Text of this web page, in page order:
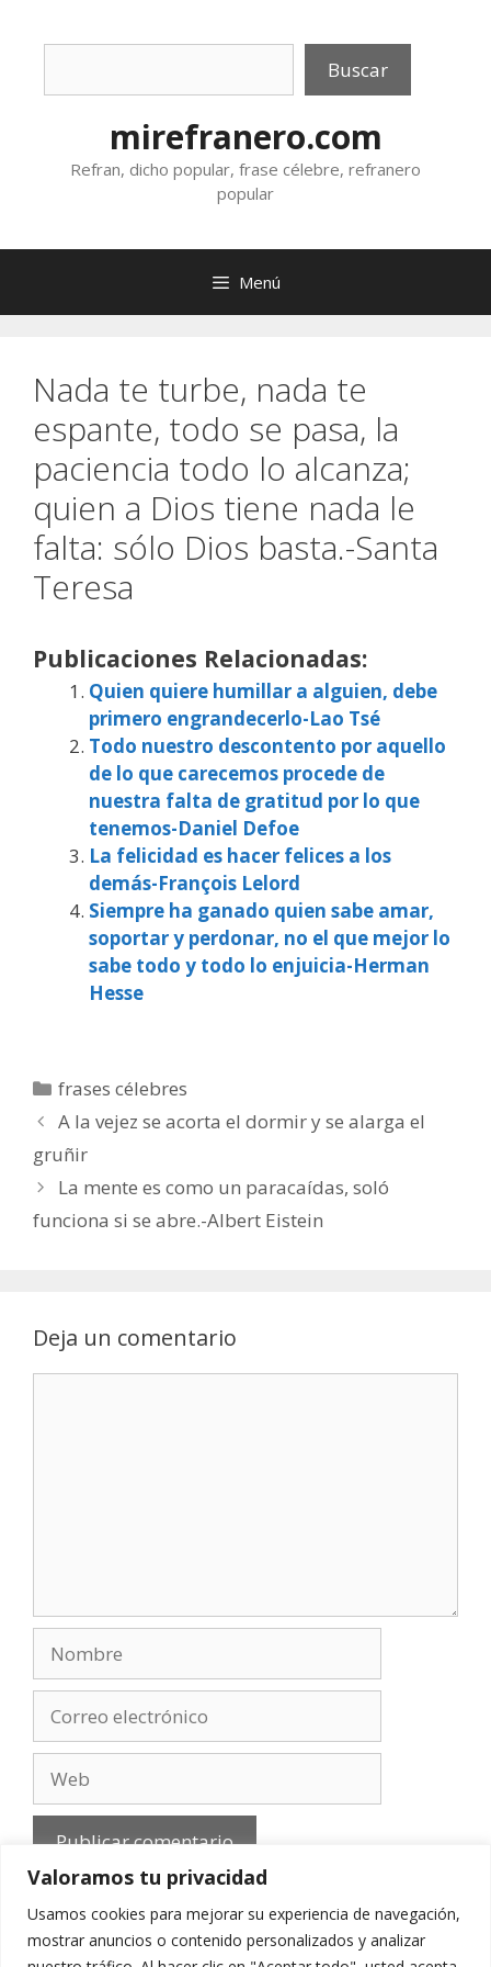
Valoramos tu privacidad
Usamos cookies para mejorar su experiencia de navegación,
mostrar anuncios o contenido personalizados y analizar
Buscar
mirefranero.com
Refran, dicho popular, frase célebre, refranero
popular
Menú
Nada te turbe, nada te
espante, todo se pasa, la
paciencia todo lo alcanza;
quien a Dios tiene nada le
falta: sólo Dios basta.-Santa
Teresa
Publicaciones Relacionadas:
Quien quiere humillar a alguien, debe
primero engrandecerlo-Lao Tsé
Todo nuestro descontento por aquello
de lo que carecemos procede de
nuestra falta de gratitud por lo que
tenemos-Daniel Defoe
La felicidad es hacer felices a los
demás-François Lelord
Siempre ha ganado quien sabe amar,
soportar y perdonar, no el que mejor lo
sabe todo y todo lo enjuicia-Herman
Hesse
Categorías
frases célebres
A la vejez se acorta el dormir y se alarga el
gruñir
La mente es como un paracaídas, soló
funciona si se abre.-Albert Eistein
Deja un comentario
electrónico